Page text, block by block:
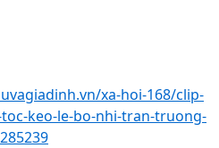
xa-hoi-168/clip-
keo-le-bo-nhi-tran-truong-